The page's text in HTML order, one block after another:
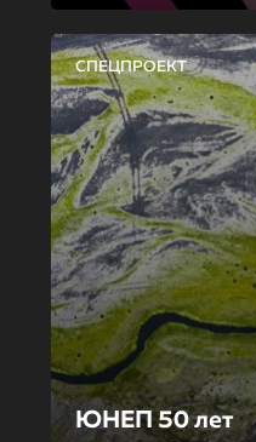
СПЕЦПРОЕКТ
ЮНЕП 50 лет